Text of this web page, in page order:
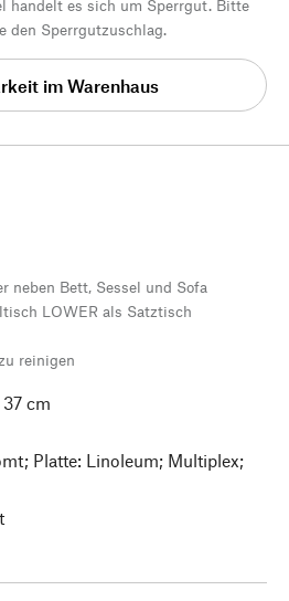
handelt es sich um Sperrgut. Bitte
den Sperrgutzuschlag.
im Warenhaus
Bett, Sessel und Sofa
LOWER als Satztisch
reinigen
cm
Platte: Linoleum; Multiplex;